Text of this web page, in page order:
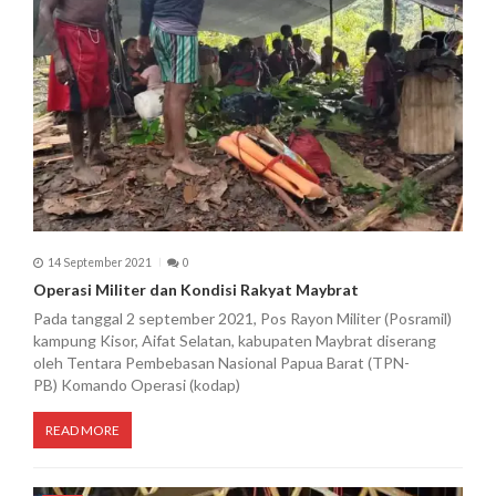
14 September 2021 0
Operasi Militer dan Kondisi Rakyat Maybrat
Pada tanggal 2 september 2021, Pos Rayon Militer (Posramil)
kampung Kisor, Aifat Selatan, kabupaten Maybrat diserang
oleh Tentara Pembebasan Nasional Papua Barat (TPN-
PB) Komando Operasi (kodap)
READ MORE